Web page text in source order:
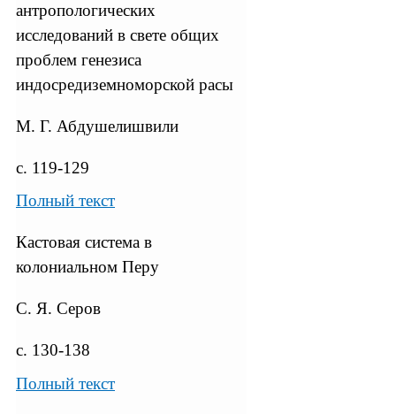
антропологических
исследований в свете общих
проблем генезиса
индосредиземноморской расы
М. Г. Абдушелишвили
с. 119-129
Полный текст
Кастовая система в
колониальном Перу
С. Я. Серов
с. 130-138
Полный текст